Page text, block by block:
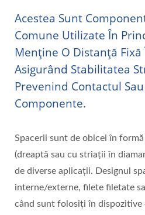
Acestea Sunt
Comune Utilizate În
Menține O Distanță
Asigurând Stabilitatea
Prevenind Contactul
Componente.
Spacerii sunt de obicei în
(dreaptă sau cu striații în
de diverse aplicații. Designul
interne/externe, filete filetate
când sunt folosiți în dispozitive